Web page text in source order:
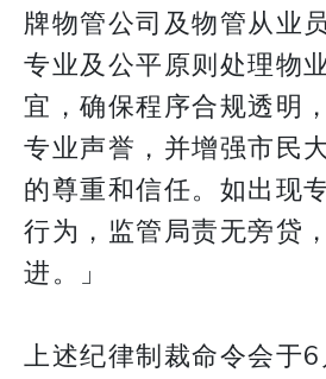
牌物管公司及物管从业
专业及公平原则处理物
宜，确保程序合规透明
专业声誉，并增强市民
的尊重和信任。如出现
行为，监管局责无旁贷
进。」
上述纪律制裁命令会于